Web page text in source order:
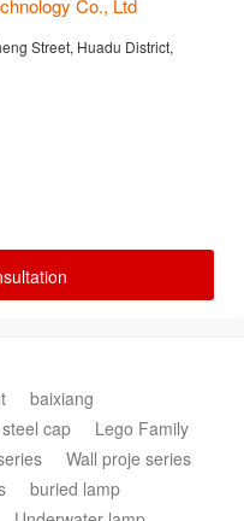
Co., Ltd
Street, Huadu District,
baixiang
cap
Lego Family
Wall proje series
buried lamp